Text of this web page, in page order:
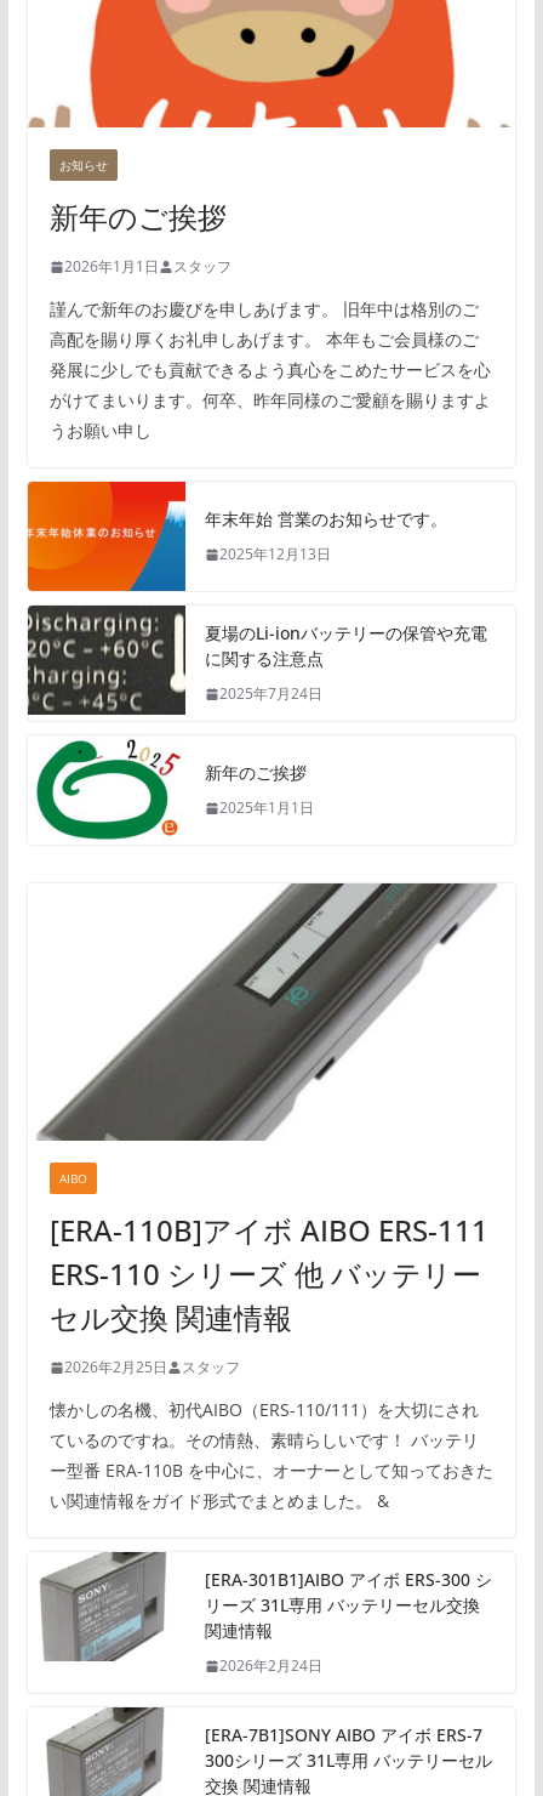
お知らせ
新年のご挨拶
2026年1月1日 スタッフ
謹んで新年のお慶びを申しあげます。 旧年中は格別のご
高配を賜り厚くお礼申しあげます。 本年もご会員様のご
発展に少しでも貢献できるよう真心をこめたサービスを心
がけてまいります。何卒、昨年同様のご愛顧を賜りますよ
うお願い申し
年末年始 営業のお知らせです。
2025年12月13日
夏場のLi-ionバッテリーの保管や充電
に関する注意点
2025年7月24日
新年のご挨拶
2025年1月1日
AIBO
[ERA-110B]アイボ AIBO ERS-111
ERS-110 シリーズ 他 バッテリー
セル交換 関連情報
2026年2月25日 スタッフ
懐かしの名機、初代AIBO（ERS-110/111）を大切にされ
ているのですね。その情熱、素晴らしいです！ バッテリ
ー型番 ERA-110B を中心に、オーナーとして知っておきた
い関連情報をガイド形式でまとめました。 &
[ERA-301B1]AIBO アイボ ERS-300 シ
リーズ 31L専用 バッテリーセル交換
関連情報
2026年2月24日
[ERA-7B1]SONY AIBO アイボ ERS-7
300シリーズ 31L専用 バッテリーセル
交換 関連情報